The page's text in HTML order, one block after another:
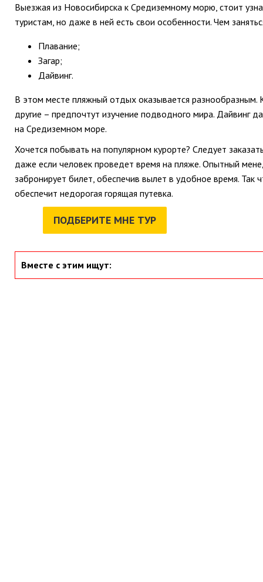
Выезжая из Новосибирска к Средиземному морю, стоит
туристам, но даже в ней есть свои особенности. Чем
Плавание;
Загар;
Дайвинг.
В этом месте пляжный отдых оказывается разнообразным.
другие – предпочтут изучение подводного мира. Дайвинг
на Средиземном море.
Хочется побывать на популярном курорте? Следует
даже если человек проведет время на пляже. Опытный
забронирует билет, обеспечив вылет в удобное время.
обеспечит недорогая горящая путевка.
ПОДБЕРИТЕ МНЕ ТУР
Вместе с этим ищут: